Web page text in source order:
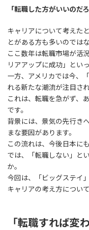
「転職した方がいいのだ
キャリアについて考えた
とがある方も多いのでは
ここ数年は転職市場が活
リアアップに成功」とい
一方、アメリカでは今、
れる新たな潮流が注目され
これは、転職を急がず、
です。
背景には、景気の先行き
まな要因があります。
この流れは、今後日本に
では、「転職しない」と
か。
今回は、「ビッグステイ
キャリアの考え方につい
「転職すれば変